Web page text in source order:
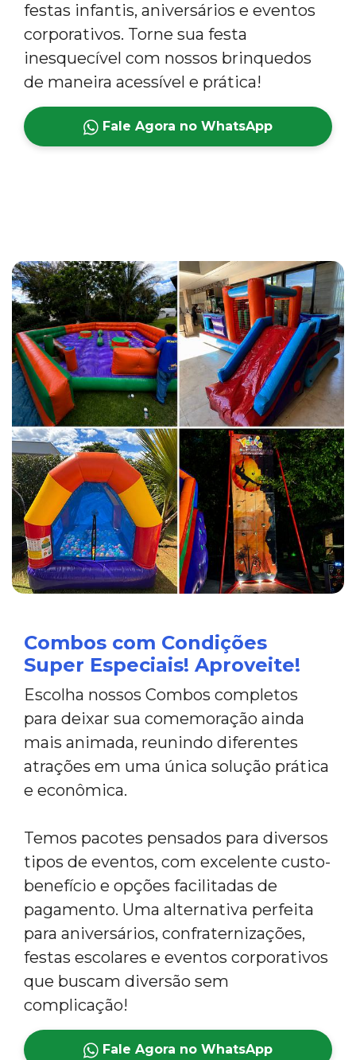
festas infantis, aniversários e eventos
corporativos. Torne sua festa
inesquecível com nossos brinquedos
de maneira acessível e prática!
Fale Agora no WhatsApp
Combos com Condições
Super Especiais! Aproveite!
Escolha nossos Combos completos
para deixar sua comemoração ainda
mais animada, reunindo diferentes
atrações em uma única solução prática
e econômica.
Temos pacotes pensados para diversos
tipos de eventos, com excelente custo-
benefício e opções facilitadas de
pagamento. Uma alternativa perfeita
para aniversários, confraternizações,
festas escolares e eventos corporativos
que buscam diversão sem
complicação!
Fale Agora no WhatsApp